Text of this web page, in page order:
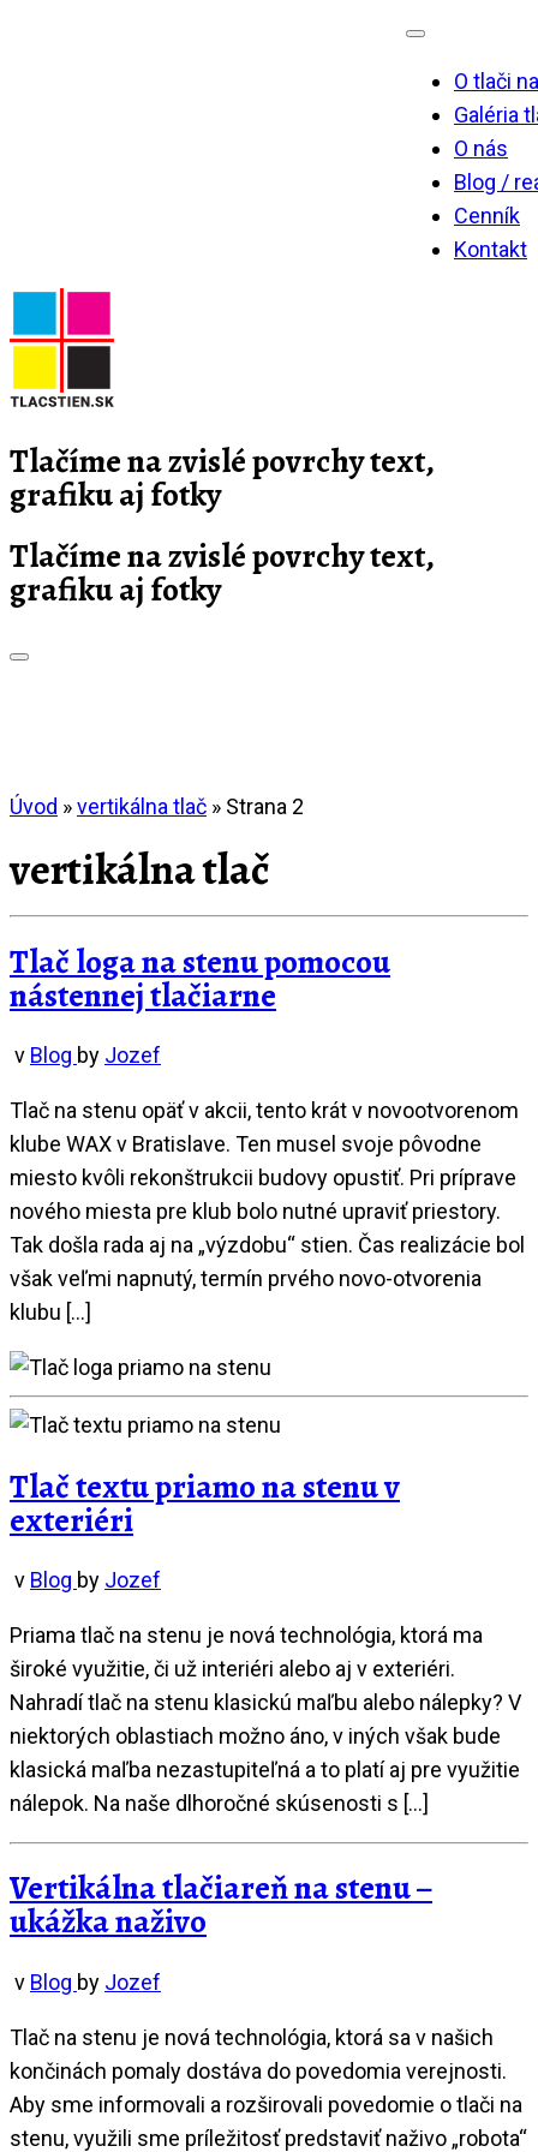
O tlači
Galéria
O nás
Blog /
Cenník
Kontakt
Tlačíme na zvislé povrchy text,
grafiku aj fotky
Tlačíme na zvislé povrchy text,
grafiku aj fotky
Úvod »vertikálna tlač » Strana 2
vertikálna tlač
Tlač loga na stenu pomocou
nástennej tlačiarne
v Blog by Jozef
Tlač na stenu opäť v akcii, tento krát v novootvorenom
klube WAX v Bratislave. Ten musel svoje pôvodne
miesto kvôli rekonštrukcii budovy opustiť. Pri príprave
nového miesta pre klub bolo nutné upraviť priestory.
Tak došla rada aj na „výzdobu“ stien. Čas realizácie bol
však veľmi napnutý, termín prvého novo-otvorenia
klubu […]
Tlač textu priamo na stenu v
exteriéri
v Blog by Jozef
Priama tlač na stenu je nová technológia, ktorá ma
široké využitie, či už interiéri alebo aj v exteriéri.
Nahradí tlač na stenu klasickú maľbu alebo nálepky? V
niektorých oblastiach možno áno, v iných však bude
klasická maľba nezastupiteľná a to platí aj pre využitie
nálepok. Na naše dlhoročné skúsenosti s […]
Vertikálna tlačiareň na stenu –
ukážka naživo
v Blog by Jozef
Tlač na stenu je nová technológia, ktorá sa v našich
končinách pomaly dostáva do povedomia verejnosti.
Aby sme informovali a rozširovali povedomie o tlači na
stenu, využili sme príležitosť predstaviť naživo „robota“